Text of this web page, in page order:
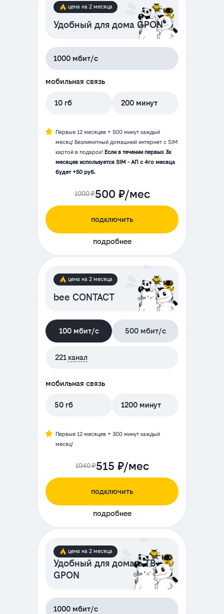
цена на 2 месяца
Удобный для дома GPON
1000 мбит/с
мобильная связь
10 гб 200 минут
Первые 12 месяцев + 500 минут каждый
месяц! Безлимитный домашний интернет с SIM
картой в подарок! Если в течении первых 3х
месяцев используется SIM - АП с 4го месяца
будет +50 руб.
1000 ₽500 ₽/мес
подключить
подробнее
цена на 2 месяца
bee CONTACT
100 мбит/с 500 мбит/с
221 канал
мобильная связь
50 гб 1200 минут
Первые 12 месяцев + 300 минут каждый
месяц!
1040 ₽515 ₽/мес
подключить
подробнее
цена на 2 месяца
Удобный для дома с ТВ
GPON
1000 мбит/с